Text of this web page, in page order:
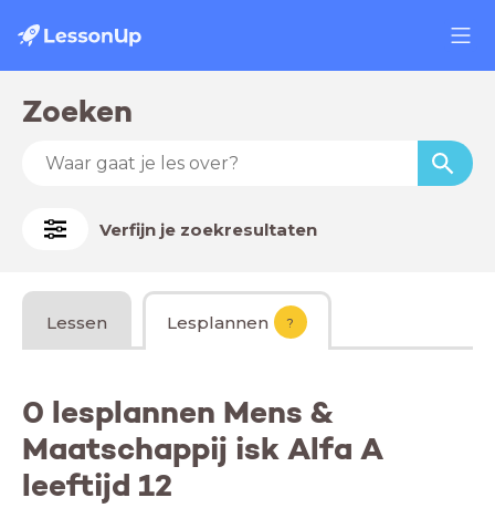
Zoeken
Verfijn je zoekresultaten
Lessen Lesplannen ?
0 lesplannen Mens &
Maatschappij isk Alfa A
leeftijd 12